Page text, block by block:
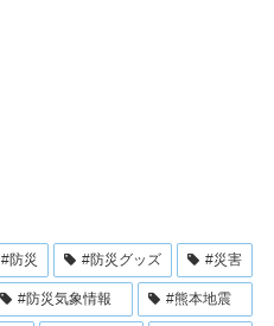
#防災 #防災グッズ #災害
#防災気象情報 #熊本地震